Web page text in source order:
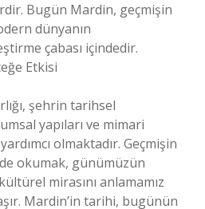
Bugün Mardin, geçmişin
dünyanın
çabası içindedir.
Etkisi
şehrin tarihsel
yapıları ve mimari
olmaktadır. Geçmişin
okumak, günümüzün
mirasını anlamamız
Mardin’in tarihi, bugünün